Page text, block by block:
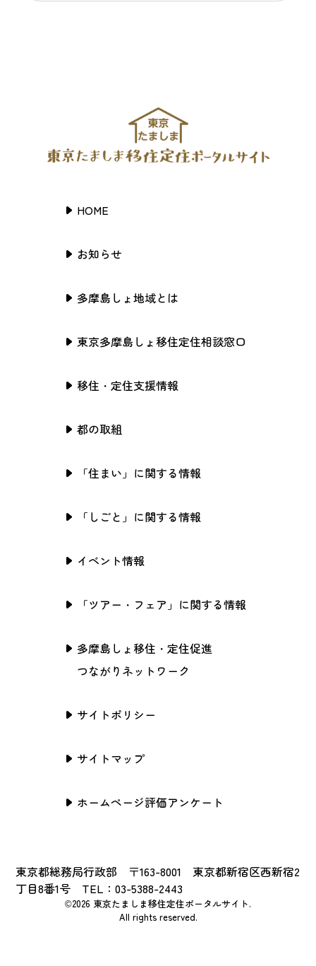
HOME
お知らせ
多摩島しょ地域とは
東京多摩島しょ移住定住相談窓口
移住・定住支援情報
都の取組
「住まい」に関する情報
「しごと」に関する情報
イベント情報
「ツアー・フェア」に関する情報
多摩島しょ移住・定住促進
つながりネットワーク
サイトポリシー
サイトマップ
ホームページ評価アンケート
東京都総務局行政部 〒163-8001 東京都新宿区西新宿2
丁目8番1号 TEL：03-5388-2443
©2026 東京たましま移住定住ポータルサイト.
All rights reserved.